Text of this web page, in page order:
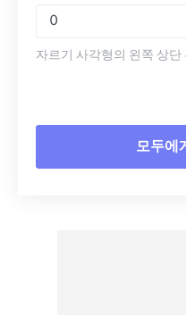
자르기 사각형의 왼쪽 상
모두에